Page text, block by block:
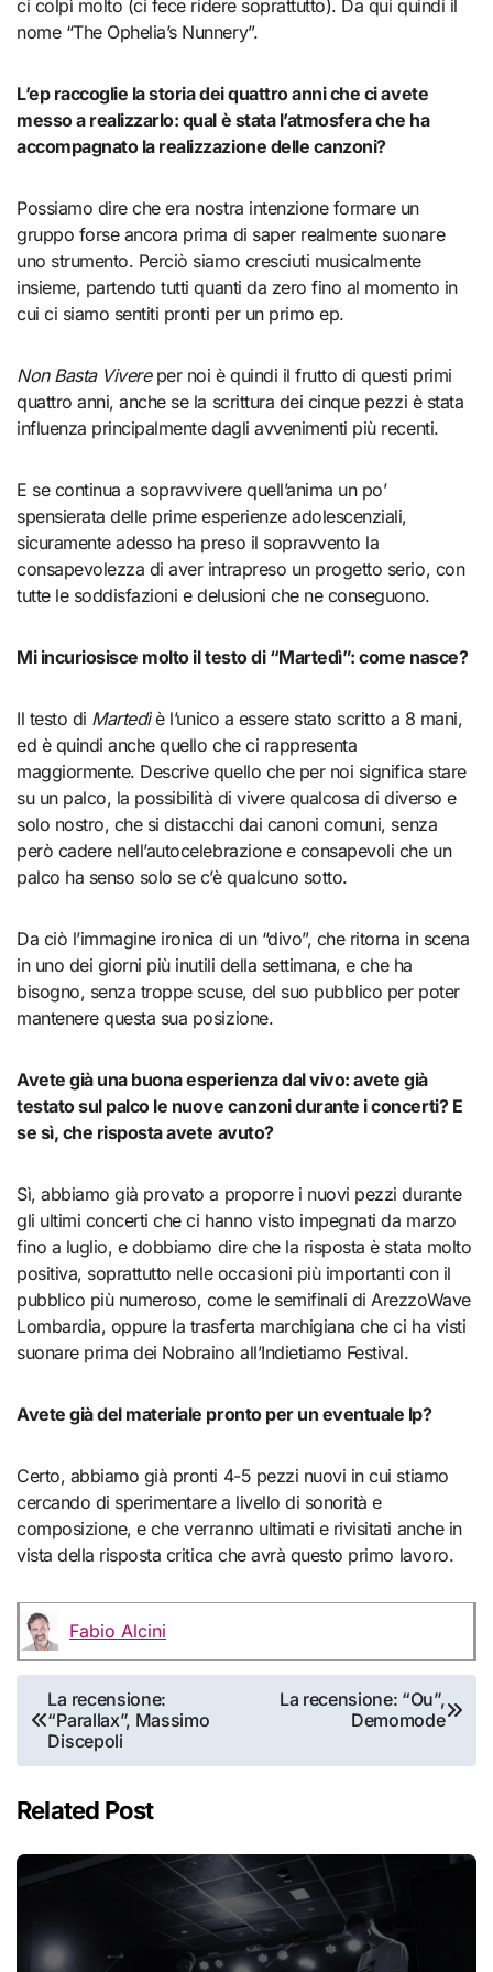
ci colpì molto (ci fece ridere soprattutto). Da qui quindi il
nome “The Ophelia’s Nunnery”.
L’ep raccoglie la storia dei quattro anni che ci avete
messo a realizzarlo: qual è stata l’atmosfera che ha
accompagnato la realizzazione delle canzoni?
Possiamo dire che era nostra intenzione formare un
gruppo forse ancora prima di saper realmente suonare
uno strumento. Perciò siamo cresciuti musicalmente
insieme, partendo tutti quanti da zero fino al momento in
cui ci siamo sentiti pronti per un primo ep.
Non Basta Vivereper noi è quindi il frutto di questi primi
quattro anni, anche se la scrittura dei cinque pezzi è stata
influenza principalmente dagli avvenimenti più recenti.
E se continua a sopravvivere quell’anima un po’
spensierata delle prime esperienze adolescenziali,
sicuramente adesso ha preso il sopravvento la
consapevolezza di aver intrapreso un progetto serio, con
tutte le soddisfazioni e delusioni che ne conseguono.
Mi incuriosisce molto il testo di “Martedì”: come nasce?
Il testo di Martedìè l’unico a essere stato scritto a 8 mani,
ed è quindi anche quello che ci rappresenta
maggiormente. Descrive quello che per noi significa stare
su un palco, la possibilità di vivere qualcosa di diverso e
solo nostro, che si distacchi dai canoni comuni, senza
però cadere nell’autocelebrazione e consapevoli che un
palco ha senso solo se c’è qualcuno sotto.
Da ciò l’immagine ironica di un “divo”, che ritorna in scena
in uno dei giorni più inutili della settimana, e che ha
bisogno, senza troppe scuse, del suo pubblico per poter
mantenere questa sua posizione.
Avete già una buona esperienza dal vivo: avete già
testato sul palco le nuove canzoni durante i concerti? E
se sì, che risposta avete avuto?
Sì, abbiamo già provato a proporre i nuovi pezzi durante
gli ultimi concerti che ci hanno visto impegnati da marzo
fino a luglio, e dobbiamo dire che la risposta è stata molto
positiva, soprattutto nelle occasioni più importanti con il
pubblico più numeroso, come le semifinali di ArezzoWave
Lombardia, oppure la trasferta marchigiana che ci ha visti
suonare prima dei Nobraino all’Indietiamo Festival.
Avete già del materiale pronto per un eventuale lp?
Certo, abbiamo già pronti 4-5 pezzi nuovi in cui stiamo
cercando di sperimentare a livello di sonorità e
composizione, e che verranno ultimati e rivisitati anche in
vista della risposta critica che avrà questo primo lavoro.
Fabio Alcini
Navigazione
articoli
La recensione:
“Parallax”, Massimo
Discepoli
La recensione: “Ou”,
Demomode
Related Post